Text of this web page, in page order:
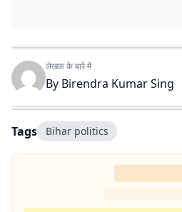
लेखक के बारे में
By Birendra Kumar Sing
Tags Bihar politics